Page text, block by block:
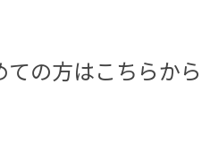
ての方はこちらから